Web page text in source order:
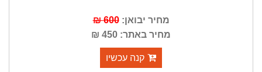
מחיר יבואן:600 ₪
מחיר באתר: 450 ₪
קנה עכשיו